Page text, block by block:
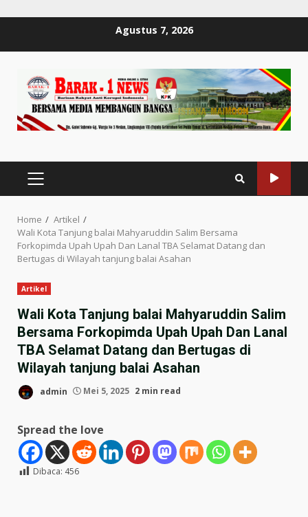
Agustus 7, 2026
PRIMARY
MENU
Home
Artikel
Wali Kota Tanjung balai Mahyaruddin Salim Bersama
Forkopimda Upah Upah Dan Lanal TBA Selamat Datang dan
Bertugas di Wilayah tanjung balai Asahan
Artikel
Wali Kota Tanjung balai Mahyaruddin Salim
Bersama Forkopimda Upah Upah Dan Lanal
TBA Selamat Datang dan Bertugas di
Wilayah tanjung balai Asahan
admin Mei 5, 2025 2 min read
Spread the love
Dibaca: 456